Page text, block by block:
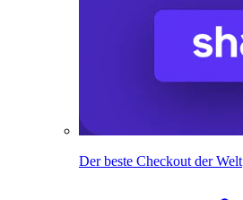
Der beste Checkout der Welt